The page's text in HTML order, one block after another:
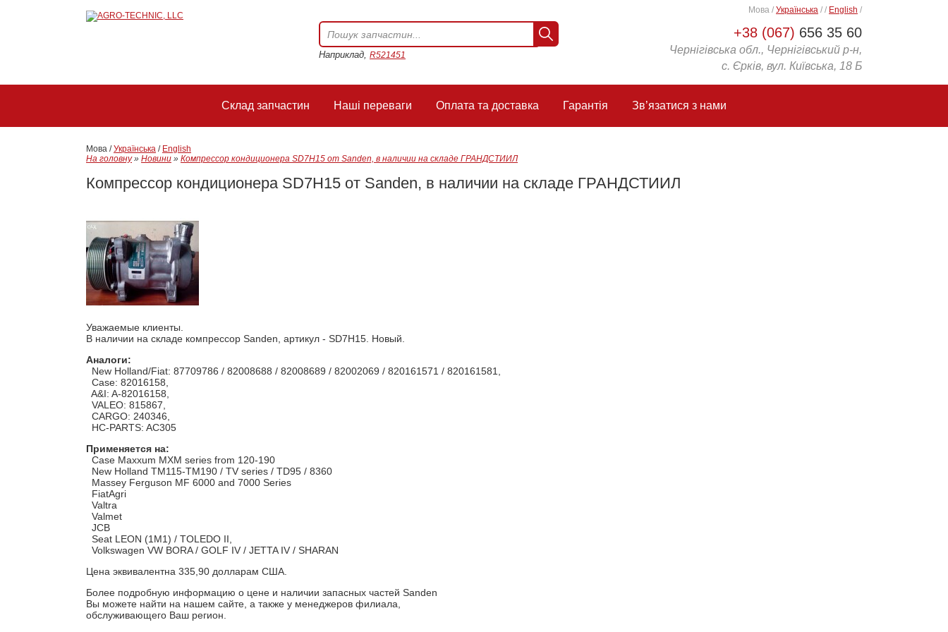
+38 (067) 656 35 60
Чернігівська обл., Чернігівський р-н,
с. Єрків, вул. Київська, 18 Б
Мова / Українська / / English /
Наприклад, R521451
Склад запчастин Наші переваги Оплата та доставка Гарантія Зв’язатися з нами
Мова /Українська / English
На головну» Новини » Компрессор кондиционера SD7H15 от Sanden, в наличии на складе ГРАНДСТИИЛ
Компрессор кондиционера SD7H15 от Sanden, в наличии на складе ГРАНДСТИИЛ
Уважаемые клиенты.
В наличии на складе компрессор Sanden, артикул - SD7H15. Новый.
Аналоги:
New Holland/Fiat: 87709786 / 82008688 / 82008689 / 82002069 / 820161571 / 820161581,
Case: 82016158,
A&I: A-82016158,
VALEO: 815867,
CARGO: 240346,
HC-PARTS: AC305
Применяется на:
Case Maxxum MXM series from 120-190
New Holland TM115-TM190 / TV series / TD95 / 8360
Massey Ferguson MF 6000 and 7000 Series
FiatAgri
Valtra
Valmet
JCB
Seat LEON (1M1) / TOLEDO II,
Volkswagen VW BORA / GOLF IV / JETTA IV / SHARAN
Цена эквивалентна 335,90 долларам США.
Более подробную информацию о цене и наличии запасных частей Sanden
Вы можете найти на нашем сайте, а также у менеджеров филиала,
обслуживающего Ваш регион.